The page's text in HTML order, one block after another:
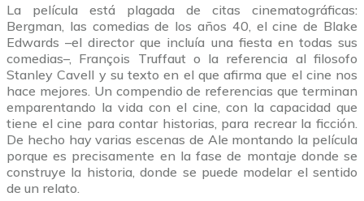
La película está plagada de citas cinematográficas:
Bergman, las comedias de los años 40, el cine de Blake
Edwards –el director que incluía una fiesta en todas sus
comedias–, François Truffaut o la referencia al filosofo
Stanley Cavell y su texto en el que afirma que el cine nos
hace mejores. Un compendio de referencias que terminan
emparentando la vida con el cine, con la capacidad que
tiene el cine para contar historias, para recrear la ficción.
De hecho hay varias escenas de Ale montando la película
porque es precisamente en la fase de montaje donde se
construye la historia, donde se puede modelar el sentido
de un relato.